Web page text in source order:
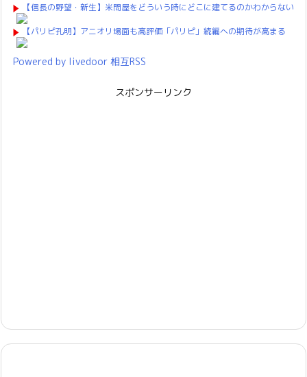
【信長の野望・新生】米問屋をどういう時にどこに建てるのかわからない
【パリピ孔明】アニオリ場面も高評価「パリピ」続編への期待が高まる
Powered by livedoor 相互RSS
スポンサーリンク